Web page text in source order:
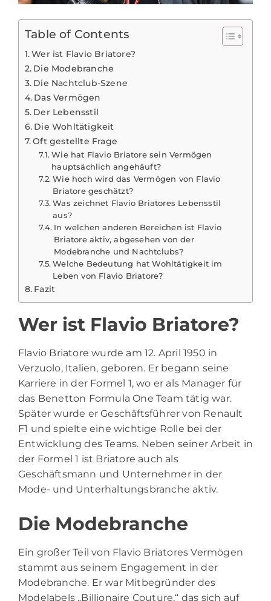
Table of Contents
Wer ist Flavio Briatore?
Die Modebranche
Die Nachtclub-Szene
Das Vermögen
Der Lebensstil
Die Wohltätigkeit
Oft gestellte Frage
Wie hat Flavio Briatore sein Vermögen
hauptsächlich angehäuft?
Wie hoch wird das Vermögen von Flavio
Briatore geschätzt?
Was zeichnet Flavio Briatores Lebensstil
aus?
In welchen anderen Bereichen ist Flavio
Briatore aktiv, abgesehen von der
Modebranche und Nachtclubs?
Welche Bedeutung hat Wohltätigkeit im
Leben von Flavio Briatore?
Fazit
Wer ist Flavio Briatore?
Flavio Briatore wurde am 12. April 1950 in
Verzuolo, Italien, geboren. Er begann seine
Karriere in der Formel 1, wo er als Manager für
das Benetton Formula One Team tätig war.
Später wurde er Geschäftsführer von Renault
F1 und spielte eine wichtige Rolle bei der
Entwicklung des Teams. Neben seiner Arbeit in
der Formel 1 ist Briatore auch als
Geschäftsmann und Unternehmer in der
Mode- und Unterhaltungsbranche aktiv.
Die Modebranche
Ein großer Teil von Flavio Briatores Vermögen
stammt aus seinem Engagement in der
Modebranche. Er war Mitbegründer des
Modelabels „Billionaire Couture,“ das sich auf